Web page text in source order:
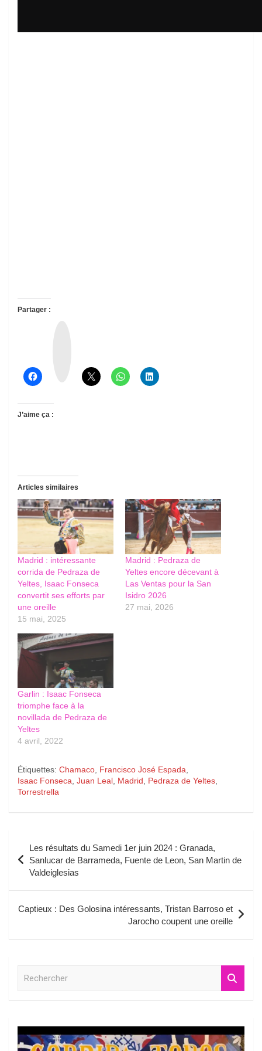
Partager :
J’aime ça :
Articles similaires
Madrid : intéressante
corrida de Pedraza de
Yeltes, Isaac Fonseca
convertit ses efforts par
une oreille
15 mai, 2025
Madrid : Pedraza de
Yeltes encore décevant à
Las Ventas pour la San
Isidro 2026
27 mai, 2026
Garlin : Isaac Fonseca
triomphe face à la
novillada de Pedraza de
Yeltes
4 avril, 2022
Étiquettes: Chamaco, Francisco José Espada,
Isaac Fonseca, Juan Leal, Madrid, Pedraza de Yeltes,
Torrestrella
de
l’article
Les résultats du Samedi 1er juin 2024 : Granada,
Sanlucar de Barrameda, Fuente de Leon, San Martin de
Valdeiglesias
Captieux : Des Golosina intéressants, Tristan Barroso et
Jarocho coupent une oreille
r
c